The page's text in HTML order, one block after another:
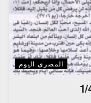
المصرى اليوم